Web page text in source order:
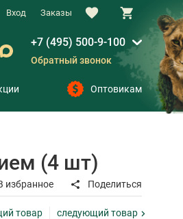
Вход Заказы
+7 (495) 500-9-100
Обратный звонок
Оптовикам
(4 шт)
избранное Поделиться
товар следующий товар